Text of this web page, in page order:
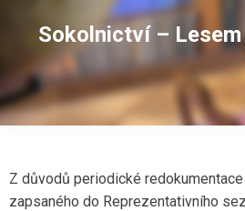
Sokolnictví –
Z důvodů periodické
zapsaného do Reprezentativního